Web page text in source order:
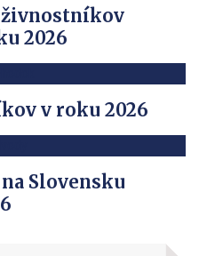
živnostníkov
2026
v roku 2026
Slovensku